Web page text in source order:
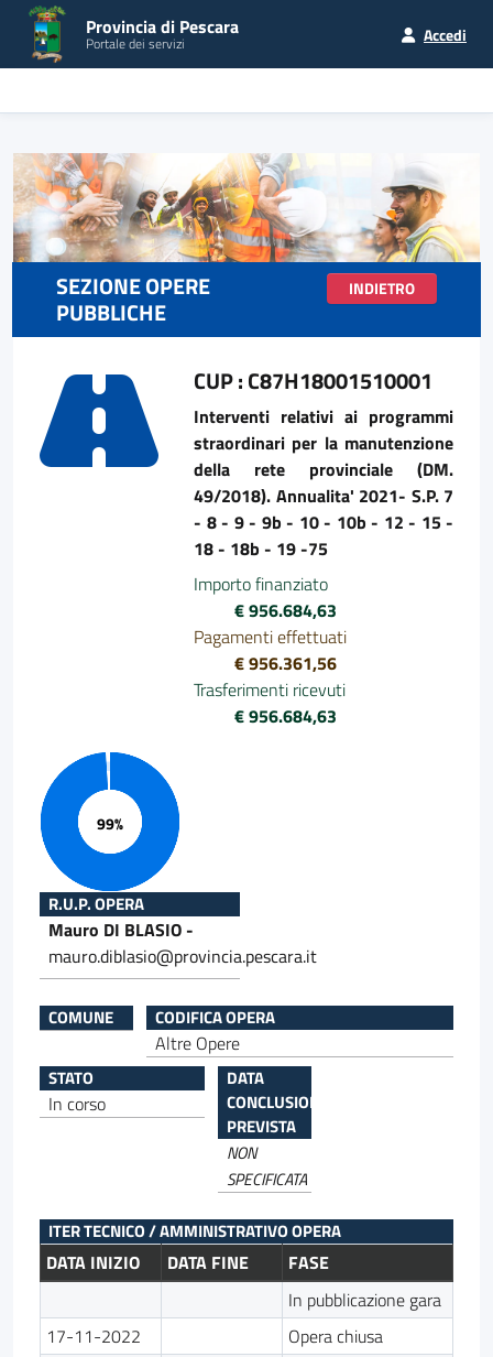
Provincia di Pescara
Portale dei servizi Accedi
SEZIONE OPERE
PUBBLICHE
INDIETRO
CUP : C87H18001510001
Interventi relativi ai programmi
straordinari per la manutenzione
della rete provinciale (DM.
49/2018). Annualita' 2021- S.P. 7
- 8 - 9 - 9b - 10 - 10b - 12 - 15 -
18 - 18b - 19 -75
Importo finanziato
€ 956.684,63
Pagamenti effettuati
€ 956.361,56
Trasferimenti ricevuti
€ 956.684,63
Progresso 99%
R.U.P. OPERA
Mauro DI BLASIO -
mauro.diblasio@provincia.pescara.it
COMUNE CODIFICA OPERA
Altre Opere
STATO
In corso
DATA
CONCLUSIONE
PREVISTA
NON
SPECIFICATA
ITER TECNICO / AMMINISTRATIVO OPERA
DATA INIZIO DATA FINE
FASE
In pubblicazione gara
17-11-2022
Opera chiusa